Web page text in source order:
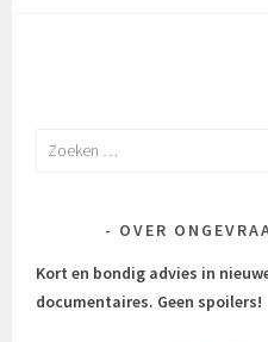
Zoeken
OVER
Kort en bondig advies in
documentaires. Geen spoilers!